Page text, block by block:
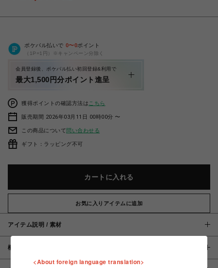
ポケパル払いで 0〜0ポイント
（1P=1円）※キャンペーン分除く
会員登録後、ポケパル払い初回登録&利用で
最大1,500円分ポイント進呈
獲得ポイントの確認方法は こちら
販売期間 2026年03月11日 00時00分 〜
この商品について問い合わせる
ギフト：ラッピング不可
カートに入れる
お気に入りアイテムに追加
アイテム説明 / 素材
概要
<About foreign language translation>